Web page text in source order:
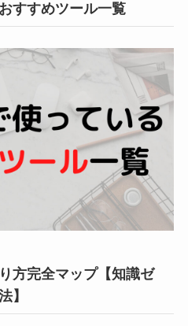
すすめツール一覧
方完全マップ【知識ゼ
】